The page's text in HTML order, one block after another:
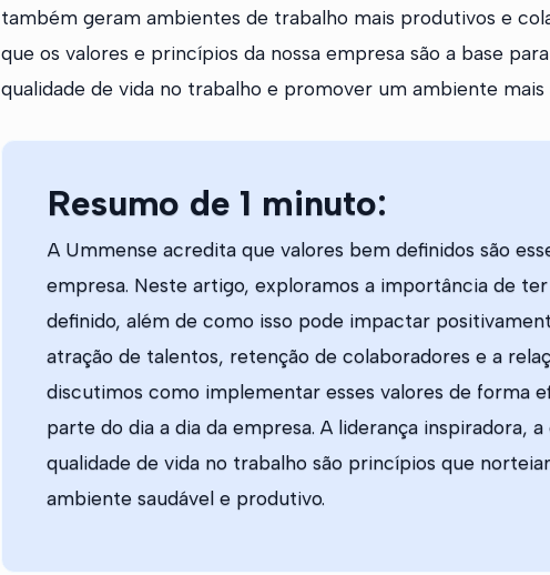
também geram ambientes de trabalho mais produtivos e
que os valores e princípios da nossa empresa são a base
qualidade de vida no trabalho e promover um ambiente mais
Resumo de 1 minuto:
A Ummense acredita que valores bem definidos são
empresa. Neste artigo, exploramos a importância de
definido, além de como isso pode impactar
atração de talentos, retenção de colaboradores e a
discutimos como implementar esses valores de forma
parte do dia a dia da empresa. A liderança inspiradora,
qualidade de vida no trabalho são princípios que
ambiente saudável e produtivo.